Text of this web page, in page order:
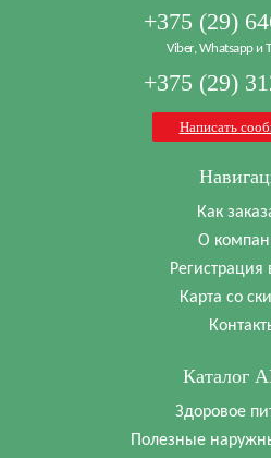
+375 (29)
Viber, Whatsapp и
+375 (29)
Написать
Как
О
Регистрация
Карта со
Каталог
Здоровое
Полезные